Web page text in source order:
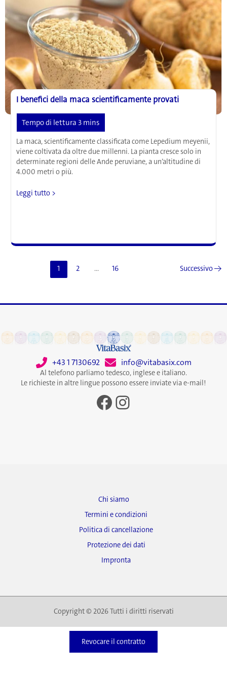
I benefici della maca scientificamente provati
La maca, scientificamente classificata come Lepedium meyenii,
viene coltivata da oltre due millenni. La pianta cresce solo in
determinate regioni delle Ande peruviane, a un’altitudine di
4.000 metri o più.
I
provati
Leggi tutto >
1 2 … 16 Successivo→
+43 1 7130692 info@vitabasix.com
Al telefono parliamo tedesco, inglese e italiano.
Le richieste in altre lingue possono essere inviate via e-mail!
Facebook
Instagram
Chi siamo
Termini e condizioni
Politica di cancellazione
Protezione dei dati
Impronta
Copyright © 2026 Tutti i diritti riservati
Revocare il contratto